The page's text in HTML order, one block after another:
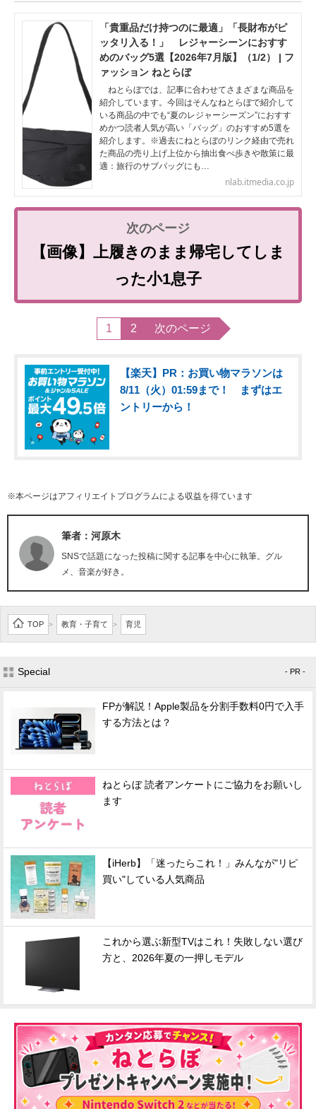
「貴重品だけ持つのに最適」「長財布がピ
ッタリ入る！」 レジャーシーンにおすす
めのバッグ5選【2026年7月版】（1/2） | フ
ァッション ねとらぼ
ねとらぼでは、記事に合わせてさまざまな商品を
紹介しています。今回はそんなねとらぼで紹介して
いる商品の中でも“夏のレジャーシーズン”におすす
めかつ読者人気が高い「バッグ」のおすすめ5選を
紹介します。※過去にねとらぼのリンク経由で売れ
た商品の売り上げ上位から抽出食べ歩きや散策に最
適：旅行のサブバッグにも…
nlab.itmedia.co.jp
【画像】上履きのまま帰宅してしま
った小1息子
1 2 次のページ
【楽天】PR：お買い物マラソンは
8/11（火）01:59まで！ まずはエ
ントリーから！
※本ページはアフィリエイトプログラムによる収益を得ています
筆者：河原木
SNSで話題になった投稿に関する記事を中心に執筆。グル
メ、音楽が好き。
TOP > 教育・子育て > 育児
Special - PR -
FPが解説！Apple製品を分割手数料0円で入手
する方法とは？
ねとらぼ 読者アンケートにご協力をお願いし
ます
【iHerb】「迷ったらこれ！」みんなが"リピ
買い"している人気商品
これから選ぶ新型TVはこれ！失敗しない選び
方と、2026年夏の一押しモデル